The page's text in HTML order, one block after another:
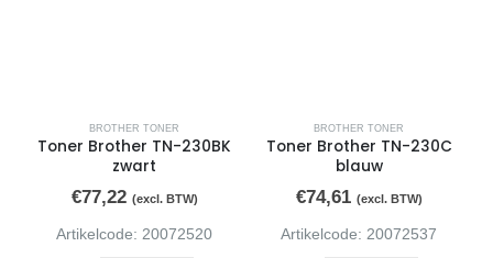
BROTHER TONER
Toner Brother TN-230BK
zwart
€77,22 (excl. BTW)
Artikelcode: 20072520
BROTHER TONER
Toner Brother TN-230C
blauw
€74,61 (excl. BTW)
Artikelcode: 20072537